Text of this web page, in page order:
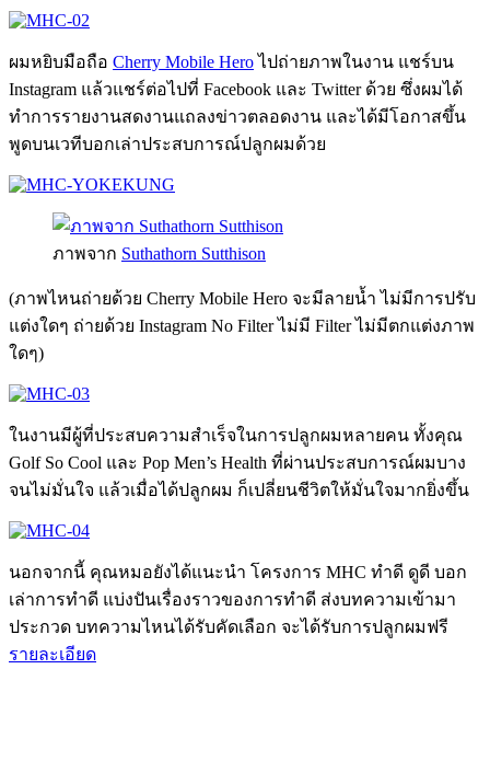
ผมหยิบมือถือ Cherry Mobile Heroไปถ่ายภาพในงาน แชร์บน
Instagram แล้วแชร์ต่อไปที่ Facebook และ Twitter ด้วย ซึ่งผมได้
ทำการรายงานสดงานแถลงข่าวตลอดงาน และได้มีโอกาสขึ้น
พูดบนเวทีบอกเล่าประสบการณ์ปลูกผมด้วย
ภาพจาก Suthathorn Sutthison
(ภาพไหนถ่ายด้วย Cherry Mobile Hero จะมีลายน้ำ ไม่มีการปรับ
แต่งใดๆ ถ่ายด้วย Instagram No Filter ไม่มี Filter ไม่มีตกแต่งภาพ
ใดๆ)
ในงานมีผู้ที่ประสบความสำเร็จในการปลูกผมหลายคน ทั้งคุณ
Golf So Cool และ Pop Men’s Health ที่ผ่านประสบการณ์ผมบาง
จนไม่มั่นใจ แล้วเมื่อได้ปลูกผม ก็เปลี่ยนชีวิตให้มั่นใจมากยิ่งขึ้น
นอกจากนี้ คุณหมอยังได้แนะนำ โครงการ MHC ทำดี ดูดี บอก
เล่าการทำดี แบ่งปันเรื่องราวของการทำดี ส่งบทความเข้ามา
ประกวด บทความไหนได้รับคัดเลือก จะได้รับการปลูกผมฟรี
รายละเอียด